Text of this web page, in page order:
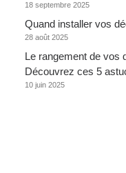
18 septembre 2025
Quand installer vos
28 août 2025
Le rangement de vos
Découvrez ces 5
10 juin 2025